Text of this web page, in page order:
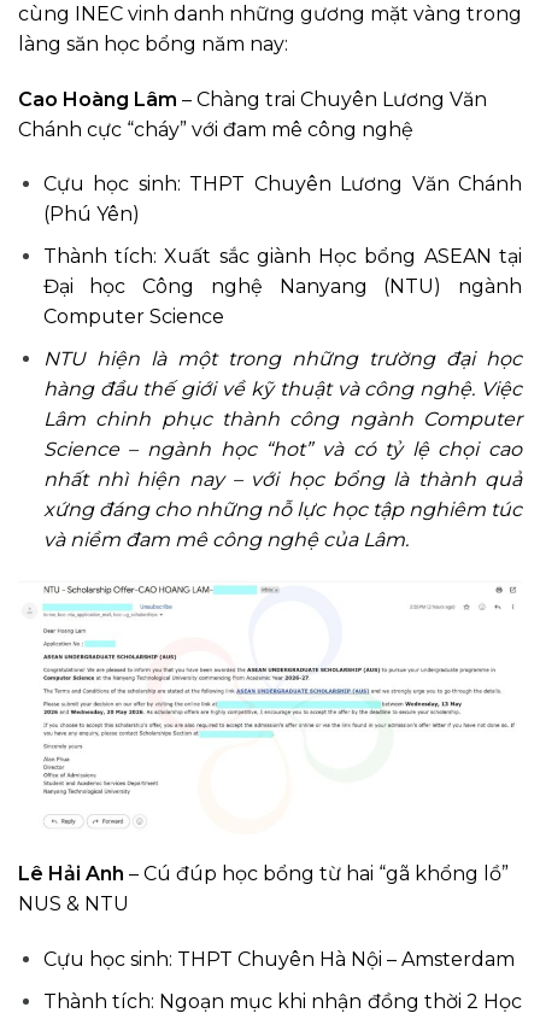
cùng INEC vinh danh những gương mặt vàng trong
làng săn học bổng năm nay:
Cao Hoàng Lâm – Chàng trai Chuyên Lương Văn
Chánh cực “cháy” với đam mê công nghệ
Cựu học sinh: THPT Chuyên Lương Văn Chánh
(Phú Yên)
Thành tích: Xuất sắc giành Học bổng ASEAN tại
Đại học Công nghệ Nanyang (NTU) ngành
Computer Science
NTU hiện là một trong những trường đại học
hàng đầu thế giới về kỹ thuật và công nghệ. Việc
Lâm chinh phục thành công ngành Computer
Science – ngành học “hot” và có tỷ lệ chọi cao
nhất nhì hiện nay – với học bổng là thành quả
xứng đáng cho những nỗ lực học tập nghiêm túc
và niềm đam mê công nghệ của Lâm.
Lê Hải Anh – Cú đúp học bổng từ hai “gã khổng lồ”
NUS & NTU
Cựu học sinh: THPT Chuyên Hà Nội – Amsterdam
Thành tích: Ngoạn mục khi nhận đồng thời 2 Học